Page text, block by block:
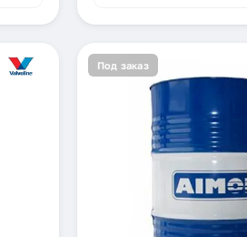
Под заказ